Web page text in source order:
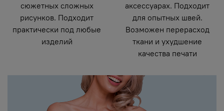
сюжетных сложных
рисунков. Подходит
практически под любые
изделий
аксессуарах. Подходит
для опытных швей.
Возможен перерасход
ткани и ухудшение
качества печати